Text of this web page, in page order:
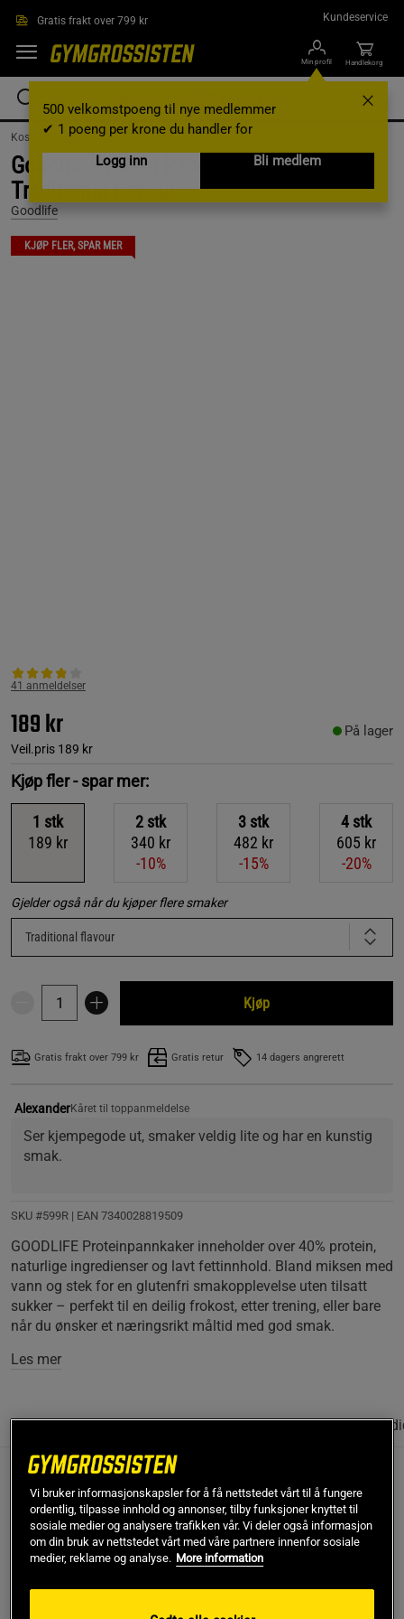
Gratis frakt over 799 kr Kundeservice
Min profil
500 velkomstpoeng til nye medlemmer
✔ 1 poeng per krone du handler for
Logg inn
Bli medlem
Handlekorg
Kosttilskudd / Matvarer /Proteinpannekaker
Goodlife Protein Pancakes 750 g,
Traditional flavour
Goodlife
KJØP FLER, SPAR MER
41 anmeldelser
189 kr
Veil.pris 189 kr
På lager
Kjøp fler - spar mer:
1 stk
189 kr
2 stk
340 kr
-10%
3 stk
482 kr
-15%
4 stk
605 kr
-20%
Gjelder også når du kjøper flere smaker
Traditional flavour
Kjøp
Gratis frakt over 799 kr Gratis retur 14 dagers angrerett
AlexanderKåret til toppanmeldelse
Ser kjempegode ut, smaker veldig lite og har en kunstig
smak.
SKU #599R | EAN 7340028819509
GOODLIFE Proteinpannkaker inneholder over 40% protein,
naturlige ingredienser og lavt fettinnhold. Bland miksen med
vann og stek for en glutenfri smakopplevelse uten tilsatt
sukker – perfekt til en deilig frokost, etter trening, eller bare
når du ønsker et næringsrikt måltid med god smak.
Les mer
Informasjon Anmeldelser(41) Næringsinformasjon &
Beskrivelse
GOODLIFE Proteinpannekaker er en ferdigblandet miks for
proteinpannkaker med tradisjonell smak – bare tilsett vann,
stek og nyt. Med over 40% protein i en deilig blanding av
Vi bruker informasjonskapsler for å få nettstedet vårt til å fungere
ordentlig, tilpasse innhold og annonser, tilby funksjoner knyttet til
sosiale medier og analysere trafikken vår. Vi deler også informasjon
om din bruk av nettstedet vårt med våre partnere innenfor sosiale
medier, reklame og analyse. More information